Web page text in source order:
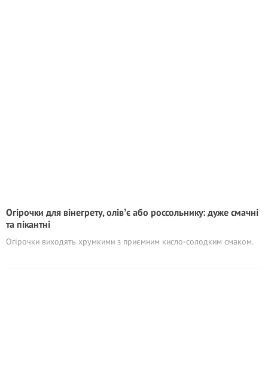
Огірочки для вінегрету, олівʼє або россольнику: дуже смачні
та пікантні
Огірочки виходять хрумкими з приємним кисло-солодким смаком.